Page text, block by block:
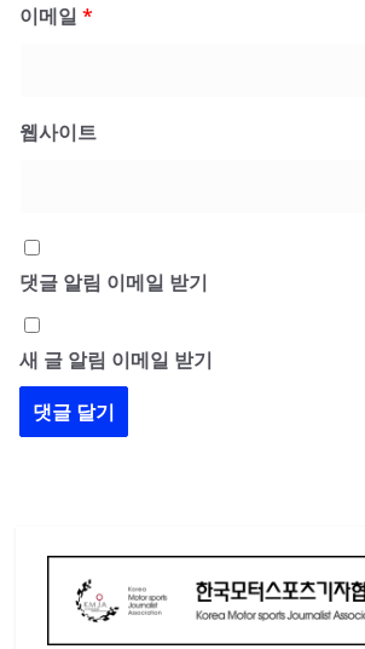
이메일 *
웹사이트
댓글 알림 이메일 받기
새 글 알림 이메일 받기